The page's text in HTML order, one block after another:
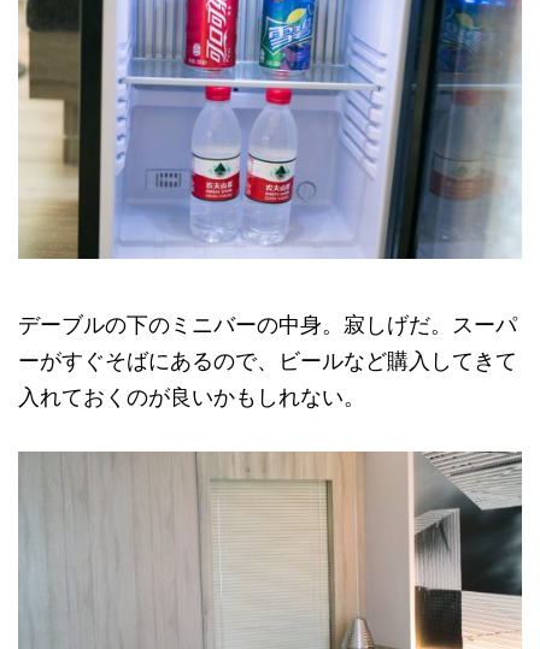
デーブルの下のミニバーの中身。寂しげだ。スーパ
ーがすぐそばにあるので、ビールなど購入してきて
入れておくのが良いかもしれない。